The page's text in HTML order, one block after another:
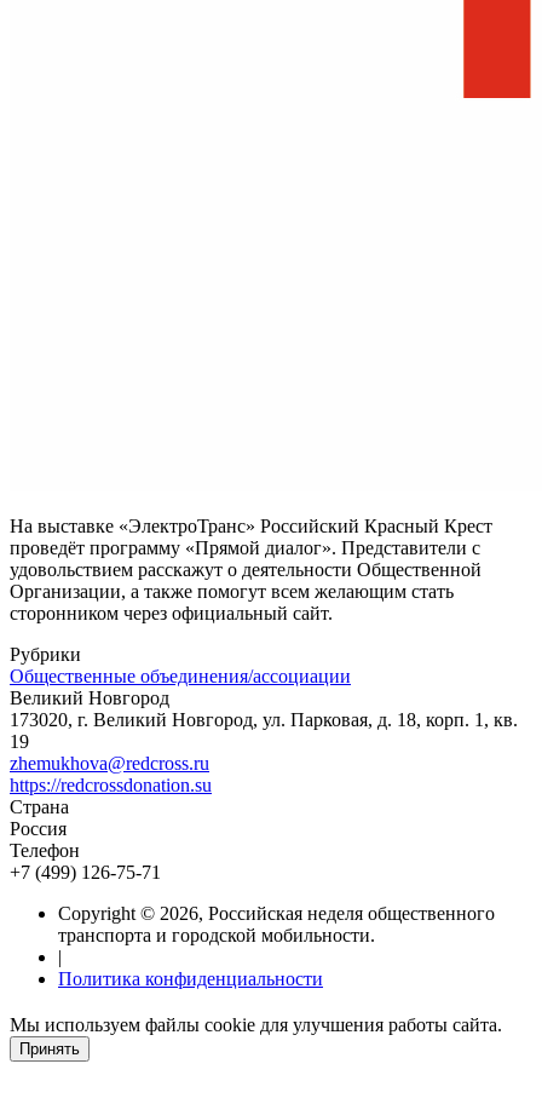
На выставке «ЭлектроТранс» Российский Красный Крест
проведёт программу «Прямой диалог». Представители с
удовольствием расскажут о деятельности Общественной
Организации, а также помогут всем желающим стать
сторонником через официальный сайт.
Рубрики
Общественные объединения/ассоциации
Великий Новгород
173020, г. Великий Новгород, ул. Парковая, д. 18, корп. 1, кв.
19
zhemukhova@redcross.ru
https://redcrossdonation.su
Страна
Россия
Телефон
+7 (499) 126-75-71
Copyright © 2026, Российская неделя общественного
транспорта и городской мобильности.
|
Политика конфиденциальности
Мы используем файлы cookie для улучшения работы сайта.
Принять